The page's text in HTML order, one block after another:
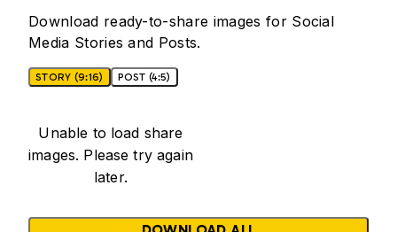
Download ready-to-share images for Social
Media Stories and Posts.
STORY (9:16) POST (4:5)
Unable to load share
images. Please try again
later.